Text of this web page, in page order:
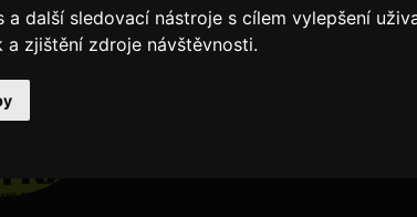
další sledovací nástroje s cílem vylepšení
zjištění zdroje návštěvnosti.
zájem hudba, rybaření,